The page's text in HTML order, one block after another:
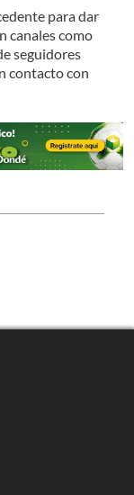
para dar
canales como
seguidores
contacto con